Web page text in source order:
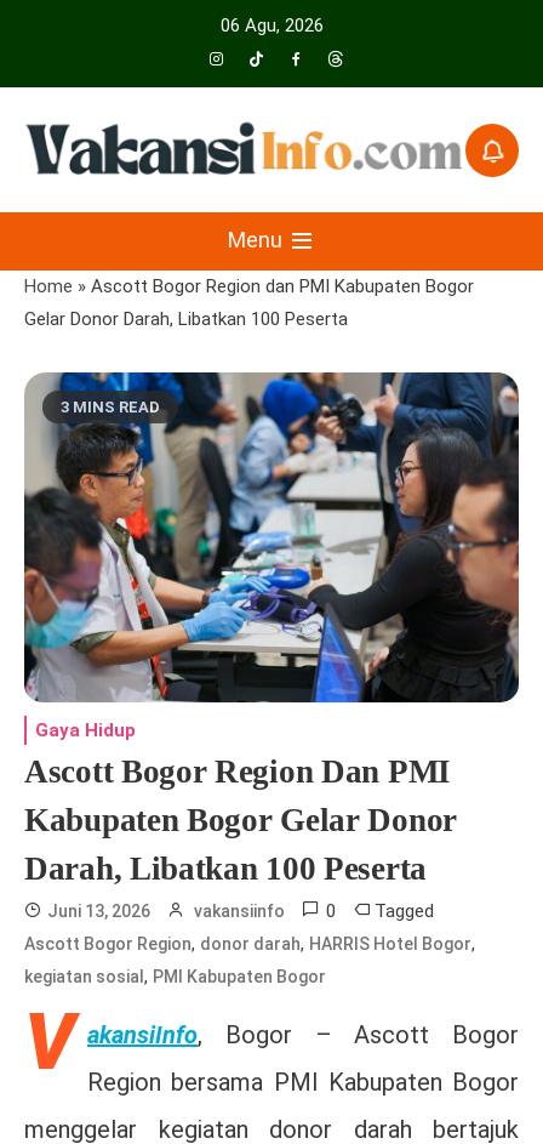
06 Agu, 2026
VakansiinfoMenu
Home » Ascott Bogor Region dan PMI Kabupaten Bogor
Gelar Donor Darah, Libatkan 100 Peserta
3 MINS READ
Gaya Hidup
Ascott Bogor Region Dan PMI
Kabupaten Bogor Gelar Donor
Darah, Libatkan 100 Peserta
Juni 13, 2026 vakansiinfo 0 Tagged
Ascott Bogor Region, donor darah, HARRIS Hotel Bogor,
kegiatan sosial , PMI Kabupaten Bogor
V akansiInfo, Bogor –Ascott Bogor
Region bersama PMI Kabupaten Bogor
menggelar kegiatan donor darah bertajuk